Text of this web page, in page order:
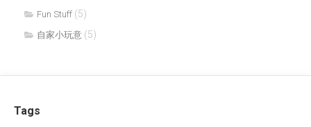
Fun Stuff (5)
自家小玩意 (5)
Tags